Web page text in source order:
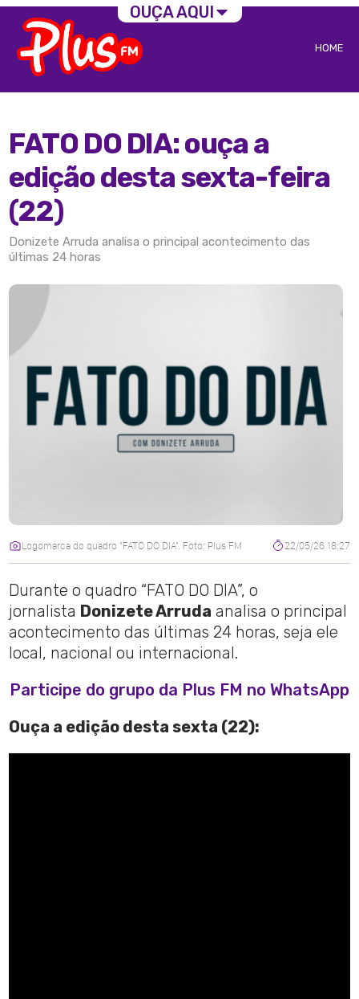
HOME
FATO DO DIA: ouça a
edição desta sexta-feira
(22)
Donizete Arruda analisa o principal acontecimento das
últimas 24 horas
Logomarca do quadro "FATO DO DIA". Foto: Plus FM 22/05/26 18:27
Durante o quadro “FATO DO DIA”, o
jornalista Donizete Arruda analisa o principal
acontecimento das últimas 24 horas, seja ele
local, nacional ou internacional.
Participe do grupo da Plus FM no WhatsApp
Ouça a edição desta sexta (22):
OUÇA AQUI